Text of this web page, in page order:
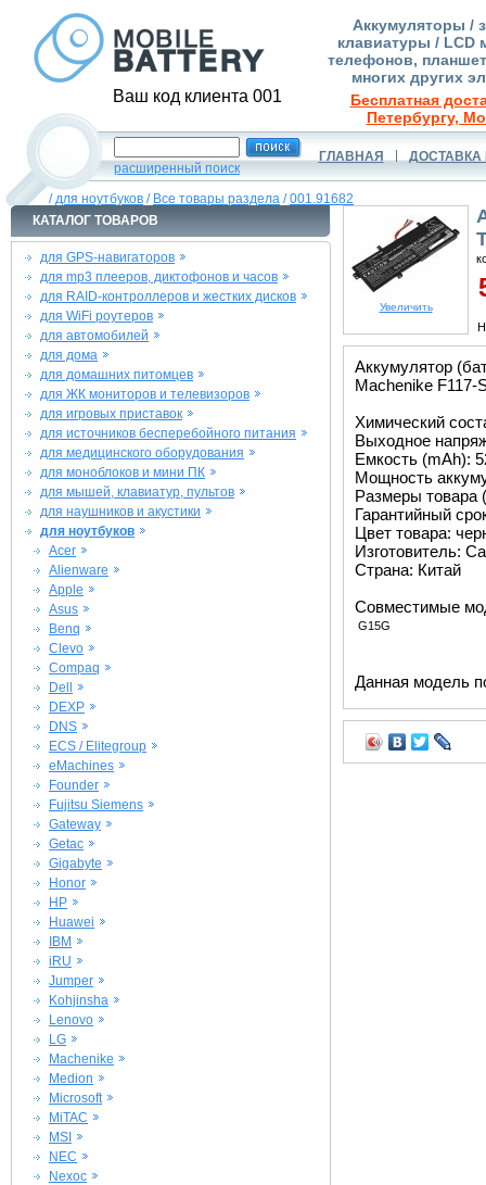
Ваш код клиента 001
Аккумуляторы /
клавиатуры / LCD
телефонов,
многих других
Бесплатная
Петербургу,
расширенный поиск
ГЛАВНАЯ ДОСТАВКА
/для ноутбуков / Все товары раздела /001.91682
КАТАЛОГ ТОВАРОВ
для GPS-навигаторов
для mp3 плееров, диктофонов и часов
для RAID-контроллеров и жестких дисков
для WiFi роутеров
для автомобилей
для дома
для домашних питомцев
для ЖК мониторов и телевизоров
для игровых приставок
для источников бесперебойного питания
для медицинского оборудования
для моноблоков и мини ПК
для мышей, клавиатур, пультов
для наушников и акустики
для ноутбуков
Acer
Alienware
Apple
Asus
Benq
Clevo
Compaq
Dell
DEXP
DNS
ECS / Elitegroup
eMachines
Founder
Fujitsu Siemens
Gateway
Getac
Gigabyte
Honor
HP
Huawei
IBM
iRU
Jumper
Kohjinsha
Lenovo
LG
Machenike
Medion
Microsoft
MiTAC
MSI
NEC
Nexoc
Увеличить
Аккумулятор
Machenike F117-
Химический
Выходное
Емкость (mAh):
Мощность
Размеры товара
Гарантийный
Цвет товара:
Изготовитель:
Страна: Китай
Совместимые
G15G
Данная модель